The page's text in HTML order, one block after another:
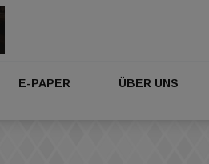
E-PAPER ÜBER UNS